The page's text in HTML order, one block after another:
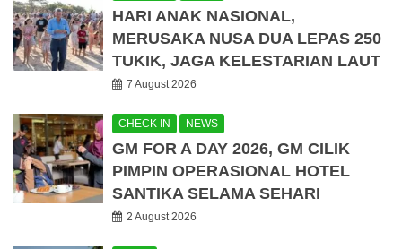
HARI ANAK NASIONAL,
MERUSAKA NUSA DUA LEPAS 250
TUKIK, JAGA KELESTARIAN LAUT
7 August 2026
CHECK IN NEWS
GM FOR A DAY 2026, GM CILIK
PIMPIN OPERASIONAL HOTEL
SANTIKA SELAMA SEHARI
2 August 2026